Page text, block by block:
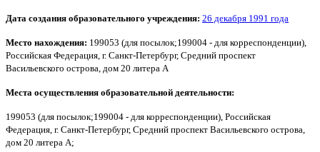
Дата создания образовательного учреждения: 26 декабря 1991 года
Место нахождения: 199053 (для посылок;199004 - для корреспонденции),
Российская Федерация, г. Санкт-Петербург, Средний проспект
Васильевского острова, дом 20 литера А
Места осуществления образовательной деятельности:
199053 (для посылок;199004 - для корреспонденции) , Российская
Федерация, г. Санкт-Петербург, Средний проспект Васильевского острова,
дом 20 литера А;